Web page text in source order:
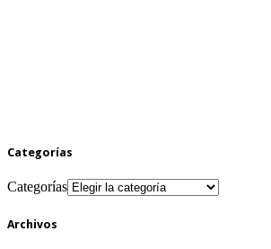
Categorías
Categorías
Archivos